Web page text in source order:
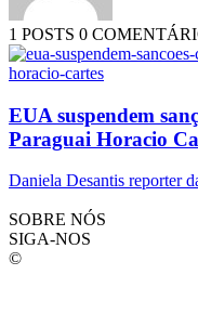
1 POSTS 0
EUA suspendem
Paraguai Horacio
Daniela Desantis reporter
SOBRE NÓS
SIGA-NOS
©